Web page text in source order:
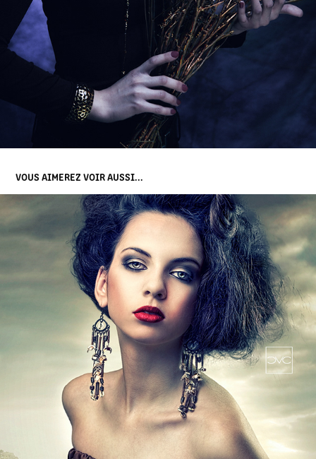
VOUS AIMEREZ VOIR AUSSI...
ANNAH
2021